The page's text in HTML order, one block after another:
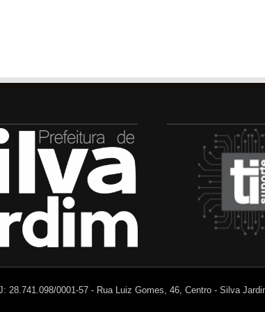
28.741.098/0001-57 - Rua Luiz Gomes, 46, Centro - Silva